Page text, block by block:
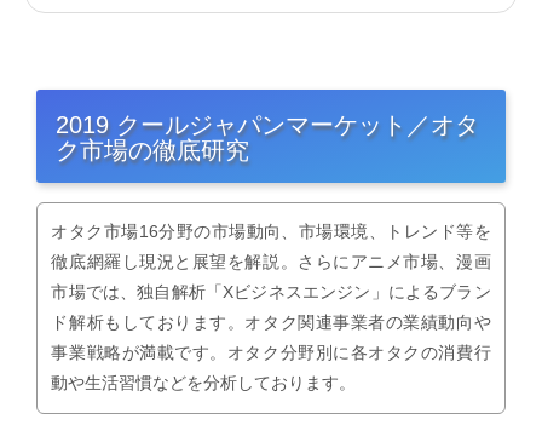
2019 クールジャパンマーケット／オタ
ク市場の徹底研究
オタク市場16分野の市場動向、市場環境、トレンド等を
徹底網羅し現況と展望を解説。さらにアニメ市場、漫画
市場では、独自解析「Xビジネスエンジン」によるブラン
ド解析もしております。オタク関連事業者の業績動向や
事業戦略が満載です。オタク分野別に各オタクの消費行
動や生活習慣などを分析しております。